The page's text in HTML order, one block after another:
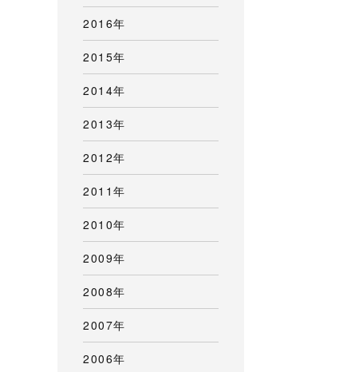
2016年
2015年
2014年
2013年
2012年
2011年
2010年
2009年
2008年
2007年
2006年